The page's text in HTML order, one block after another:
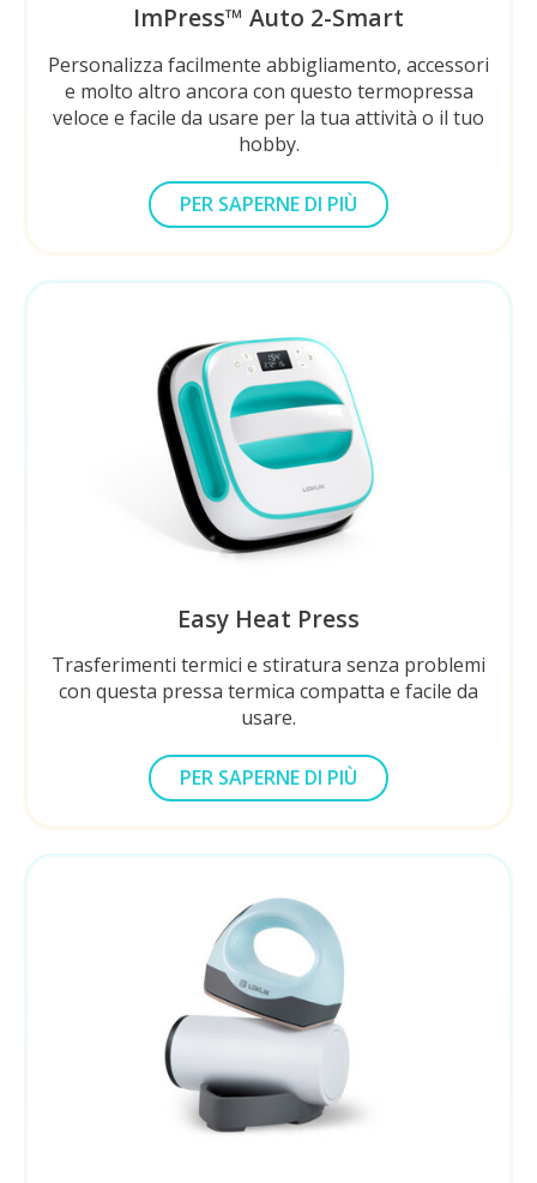
ImPress™ Auto 2-Smart
Personalizza facilmente abbigliamento, accessori
e molto altro ancora con questo termopressa
veloce e facile da usare per la tua attività o il tuo
hobby.
PER SAPERNE DI PIÙSUL LOKLIK IMPRESS™ AUTO
Easy Heat Press
Trasferimenti termici e stiratura senza problemi
con questa pressa termica compatta e facile da
usare.
PER SAPERNE DI PIÙ
SUL LOKLIK
EASY HEAT PRESS